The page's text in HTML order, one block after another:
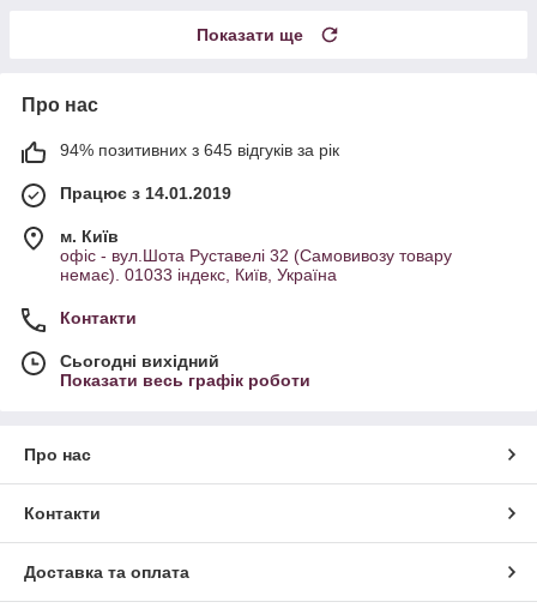
Показати ще
Про нас
94% позитивних з 645 відгуків за рік
Працює з 14.01.2019
м. Київ
офіс - вул.Шота Руставелі 32 (Самовивозу товару
немає). 01033 індекс, Київ, Україна
Контакти
Сьогодні вихідний
Показати весь графік роботи
Про нас
Контакти
Доставка та оплата